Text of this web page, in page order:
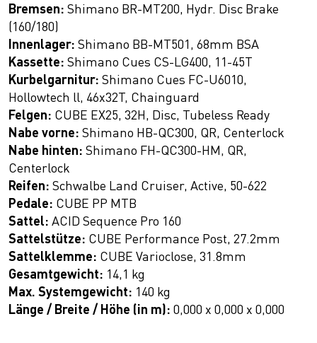
Bremsen: Shimano BR-MT200, Hydr. Disc Brake
(160/180)
Innenlager: Shimano BB-MT501, 68mm BSA
Kassette: Shimano Cues CS-LG400, 11-45T
Kurbelgarnitur: Shimano Cues FC-U6010,
Hollowtech ll, 46x32T, Chainguard
Felgen: CUBE EX25, 32H, Disc, Tubeless Ready
Nabe vorne: Shimano HB-QC300, QR, Centerlock
Nabe hinten: Shimano FH-QC300-HM, QR,
Centerlock
Reifen: Schwalbe Land Cruiser, Active, 50-622
Pedale: CUBE PP MTB
Sattel: ACID Sequence Pro 160
Sattelstütze: CUBE Performance Post, 27.2mm
Sattelklemme: CUBE Varioclose, 31.8mm
Gesamtgewicht: 14,1 kg
Max. Systemgewicht: 140 kg
Länge / Breite / Höhe (in m): 0,000 x 0,000 x 0,000